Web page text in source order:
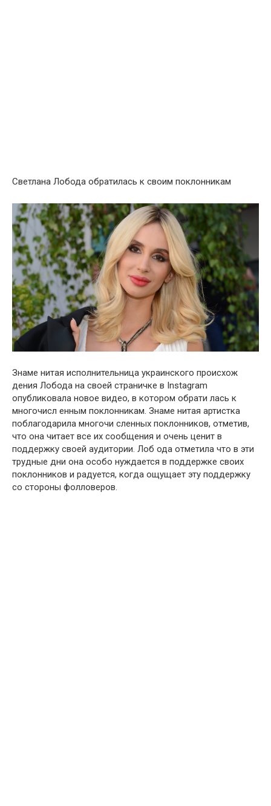
Светлана Лобода обратилась к своим поклонникам
Знаме нитая исполнительница украинского происхож
дения Лобода на своей страничке в Instagram
опубликовала новое видео, в котором обрати лась к
многочисл енным поклонникам. Знаме нитая артистка
поблагодарила многочи сленных поклонников, отметив,
что она читает все их сообщения и очень ценит в
поддержку своей аудитории. Лоб ода отметила что в эти
трудные дни она особо нуждается в поддержке своих
поклонников и радуется, когда ощущает эту поддержку
со стороны фолловеров.